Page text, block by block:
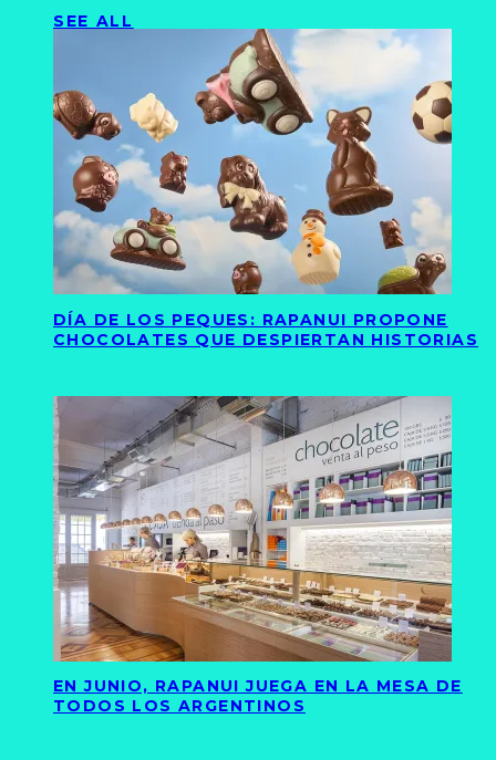
SEE ALL
DÍA DE LOS PEQUES: RAPANUI PROPONE
CHOCOLATES QUE DESPIERTAN HISTORIAS
EN JUNIO, RAPANUI JUEGA EN LA MESA DE
TODOS LOS ARGENTINOS